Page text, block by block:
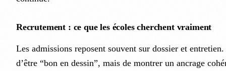
Recrutement : ce que les écoles cherchent vraiment
Les admissions reposent souvent sur dossier et entretien.
d’être “bon en dessin”, mais de montrer un ancrage